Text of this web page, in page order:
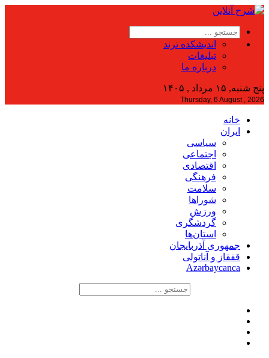
اندیشکده ترند
تبلیغات
درباره ما
پنج شنبه, ۱۵ مرداد , ۱۴۰۵
Thursday, 6 August , 2026
خانه
ایران
سیاسی
اجتماعی
اقتصادی
فرهنگی
سلامت
شوراها
ورزش
گردشگری
استان‌ها
جمهوری آذربایجان
قفقاز و آناتولی
Azərbaycanca